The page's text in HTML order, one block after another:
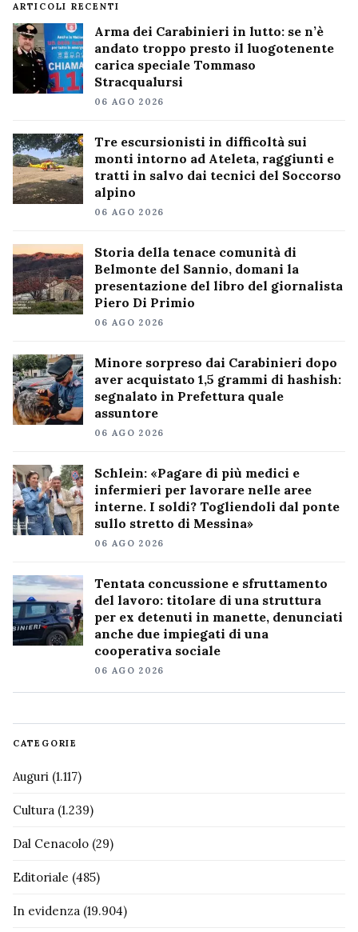
ARTICOLI RECENTI
Arma dei Carabinieri in lutto: se n’è
andato troppo presto il luogotenente
carica speciale Tommaso
Stracqualursi
06 AGO 2026
Tre escursionisti in difficoltà sui
monti intorno ad Ateleta, raggiunti e
tratti in salvo dai tecnici del Soccorso
alpino
06 AGO 2026
Storia della tenace comunità di
Belmonte del Sannio, domani la
presentazione del libro del giornalista
Piero Di Primio
06 AGO 2026
Minore sorpreso dai Carabinieri dopo
aver acquistato 1,5 grammi di hashish:
segnalato in Prefettura quale
assuntore
06 AGO 2026
Schlein: «Pagare di più medici e
infermieri per lavorare nelle aree
interne. I soldi? Togliendoli dal ponte
sullo stretto di Messina»
06 AGO 2026
Tentata concussione e sfruttamento
del lavoro: titolare di una struttura
per ex detenuti in manette, denunciati
anche due impiegati di una
cooperativa sociale
06 AGO 2026
CATEGORIE
Auguri (1.117)
Cultura (1.239)
Dal Cenacolo (29)
Editoriale (485)
In evidenza (19.904)